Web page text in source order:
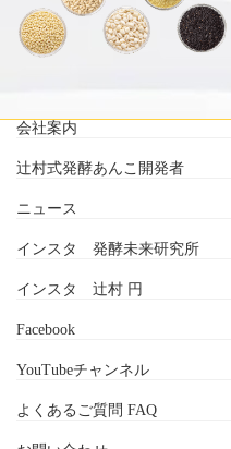
会社案内
辻村式発酵あんこ開発者
ニュース
インスタ 発酵未来研究所
インスタ 辻村 円
Facebook
YouTubeチャンネル
よくあるご質問 FAQ